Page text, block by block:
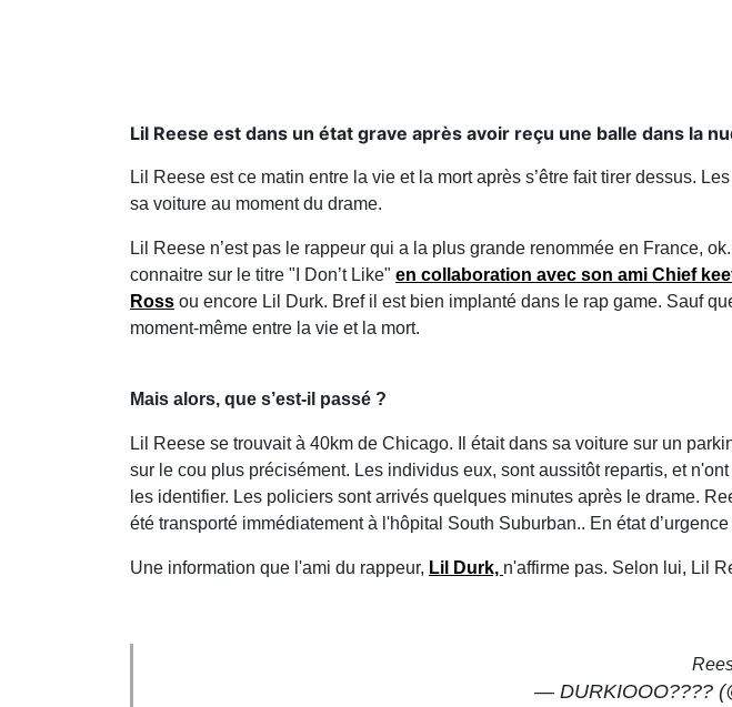
Lil Reese est dans un état grave après avoir reçu une balle dans la
Lil Reese est ce matin entre la vie et la mort après s’être fait tirer dessus.
sa voiture au moment du drame.
Lil Reese n’est pas le rappeur qui a la plus grande renommée en France,
connaitre sur le titre "I Don’t Like" en collaboration avec son ami Chief
Ross ou encore Lil Durk. Bref il est bien implanté dans le rap game. Sauf
moment-même entre la vie et la mort.
Mais alors, que s’est-il passé ?
Lil Reese se trouvait à 40km de Chicago. Il était dans sa voiture sur un
sur le cou plus précisément. Les individus eux, sont aussitôt repartis, et
les identifier. Les policiers sont arrivés quelques minutes après le drame.
été transporté immédiatement à l'hôpital South Suburban.. En état
Une information que l'ami du rappeur, Lil Durk, n'affirme pas. Selon lui, Lil
— DURKIOOO????